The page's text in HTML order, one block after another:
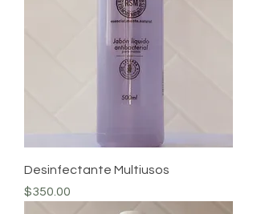
Desinfectante Multiusos
Precio
$350.00